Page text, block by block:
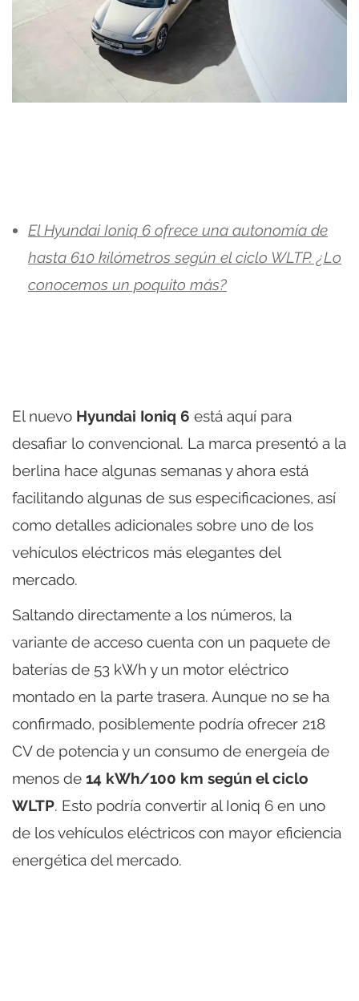
El Hyundai Ioniq 6 ofrece una autonomía de
hasta 610 kilómetros según el ciclo WLTP. ¿Lo
conocemos un poquito más?
El nuevo Hyundai Ioniq 6 está aquí para
desafiar lo convencional. La marca presentó a la
berlina hace algunas semanas y ahora está
facilitando algunas de sus especificaciones, así
como detalles adicionales sobre uno de los
vehículos eléctricos más elegantes del
mercado.
Saltando directamente a los números, la
variante de acceso cuenta con un paquete de
baterías de 53 kWh y un motor eléctrico
montado en la parte trasera. Aunque no se ha
confirmado, posiblemente podría ofrecer 218
CV de potencia y un consumo de energeía de
menos de 14 kWh/100 km según el ciclo
WLTP. Esto podría convertir al Ioniq 6 en uno
de los vehículos eléctricos con mayor eficiencia
energética del mercado.